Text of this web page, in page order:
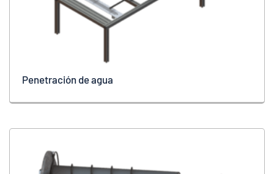
Penetración de agua